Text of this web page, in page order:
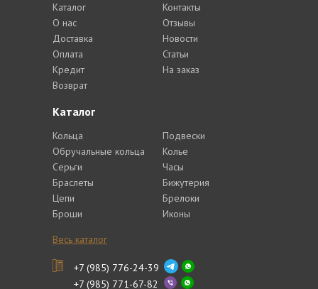
Каталог
Кольца
Обручальные кольца
Серьги
Браслеты
Цепи
Броши
Подвески
Колье
Часы
Бижутерия
Брелоки
Иконы
Весь каталог
Каталог
О нас
Доставка
Оплата
Кредит
Возврат
Контакты
Отзывы
Новости
Статьи
На заказ
+7 (985) 776-24-39
+7 (985) 771-67-82